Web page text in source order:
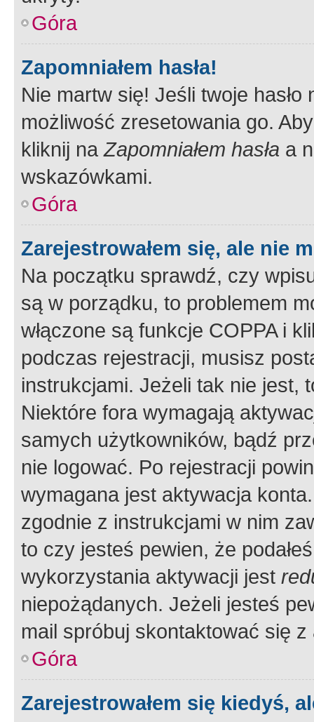
Góra
Zapomniałem hasła!
Nie martw się! Jeśli twoje
możliwość zresetowania go.
kliknij naZapomniałem hasła a
wskazówkami.
Góra
Zarejestrowałem się, ale nie
Na początku sprawdź, czy
są w porządku, to problemem
włączone są funkcje COPPA i
podczas rejestracji, musisz
instrukcjami. Jeżeli tak nie jest,
Niektóre fora wymagają
samych użytkowników, bądź
nie logować. Po rejestracji
wymagana jest aktywacja
zgodnie z instrukcjami w nim
to czy jesteś pewien, że
wykorzystania aktywacji jest
niepożądanych. Jeżeli jesteś
mail spróbuj skontaktować się
Góra
Zarejestrowałem się kiedyś,